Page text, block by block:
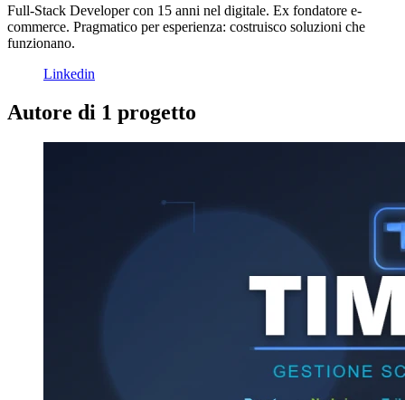
Full-Stack Developer con 15 anni nel digitale. Ex fondatore e-
commerce. Pragmatico per esperienza: costruisco soluzioni che
funzionano.
Linkedin
Autore di 1 progetto